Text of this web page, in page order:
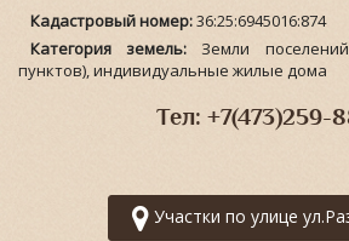
Кадастровый номер:36:25:6945016:874
Категория земель: Земли
пунктов), индивидуальные жилые дома
Тел: +7(473)259-
Участки по улице